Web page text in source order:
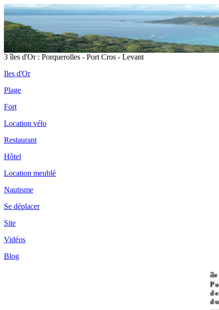
3 îles d'Or : Porquerolles - Port Cros - Levant
Iles d'Or
Plage
Fort
Location vélo
Restaurant
Hôtel
Location meublé
Nautisme
Se déplacer
Site
Vidéos
Blog
île